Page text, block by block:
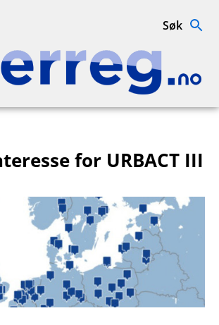
Interreg.no
Søk
for URBACT III